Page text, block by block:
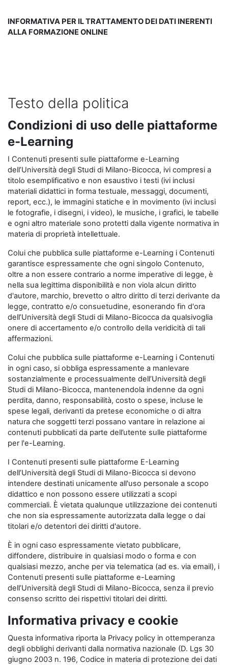
INFORMATIVA PER IL TRATTAMENTO DEI DATI INERENTI
ALLA FORMAZIONE ONLINE
Testo della politica
Condizioni di uso delle piattaforme
e-Learning
I Contenuti presenti sulle piattaforme e-Learning
dell’Università degli Studi di Milano-Bicocca, ivi compresi a
titolo esemplificativo e non esaustivo i testi (ivi inclusi
materiali didattici in forma testuale, messaggi, documenti,
report, ecc.), le immagini statiche e in movimento (ivi inclusi
le fotografie, i disegni, i video), le musiche, i grafici, le tabelle
e ogni altro materiale sono protetti dalla vigente normativa in
materia di proprietà intellettuale.
Colui che pubblica sulle piattaforme e-Learning i Contenuti
garantisce espressamente che ogni singolo Contenuto,
oltre a non essere contrario a norme imperative di legge, è
nella sua legittima disponibilità e non viola alcun diritto
d'autore, marchio, brevetto o altro diritto di terzi derivante da
legge, contratto e/o consuetudine, esonerando fin d'ora
dell’Università degli Studi di Milano-Bicocca da qualsivoglia
onere di accertamento e/o controllo della veridicità di tali
affermazioni.
Colui che pubblica sulle piattaforme e-Learning i Contenuti
in ogni caso, si obbliga espressamente a manlevare
sostanzialmente e processualmente dell’Università degli
Studi di Milano-Bicocca, mantenendola indenne da ogni
perdita, danno, responsabilità, costo o spese, incluse le
spese legali, derivanti da pretese economiche o di altra
natura che soggetti terzi possano vantare in relazione ai
contenuti pubblicati da parte dell’utente sulle piattaforme
per l'e-Learning.
I Contenuti presenti sulle piattaforme E-Learning
dell’Università degli Studi di Milano-Bicocca si devono
intendere destinati unicamente all'uso personale a scopo
didattico e non possono essere utilizzati a scopi
commerciali. È vietata qualunque utilizzazione dei contenuti
che non sia espressamente autorizzata dalla legge o dai
titolari e/o detentori dei diritti d'autore.
È in ogni caso espressamente vietato pubblicare,
diffondere, distribuire in qualsiasi modo o forma e con
qualsiasi mezzo, anche per via telematica (ad es. via email), i
Contenuti presenti sulle piattaforme e-Learning
dell’Università degli Studi di Milano-Bicocca, senza il previo
consenso scritto dei rispettivi titolari dei diritti.
Informativa privacy e cookie
Questa informativa riporta la Privacy policy in ottemperanza
degli obblighi derivanti dalla normativa nazionale (D. Lgs 30
giugno 2003 n. 196, Codice in materia di protezione dei dati